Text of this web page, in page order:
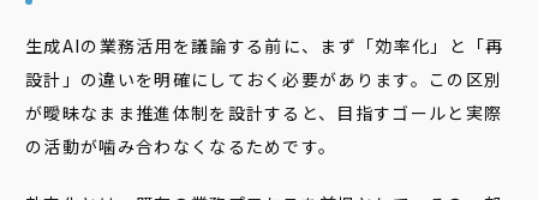
生成AIの業務活用を議論する前に、まず「効率化」と「再
設計」の違いを明確にしておく必要があります。この区別
が曖昧なまま推進体制を設計すると、目指すゴールと実際
の活動が噛み合わなくなるためです。